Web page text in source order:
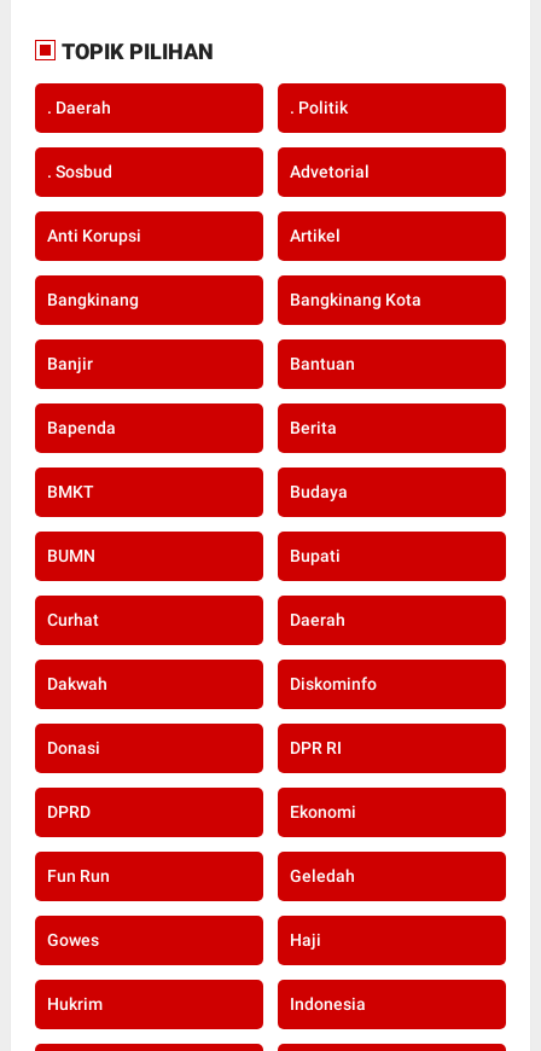
TOPIK PILIHAN
. Daerah . Politik
. Sosbud Advetorial
Anti Korupsi Artikel
Bangkinang Bangkinang Kota
Banjir Bantuan
Bapenda Berita
BMKT Budaya
BUMN Bupati
Curhat Daerah
Dakwah Diskominfo
Donasi DPR RI
DPRD Ekonomi
Fun Run Geledah
Gowes Haji
Hukrim Indonesia